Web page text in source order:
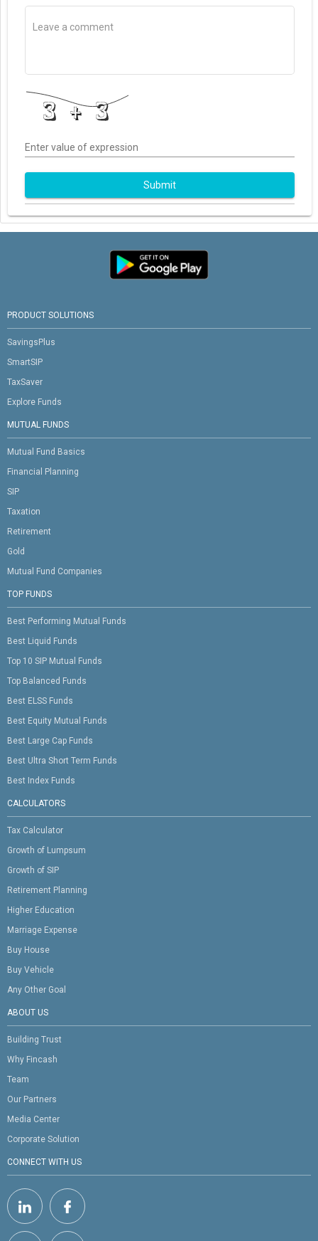
Enter value of expression
Submit
PRODUCT SOLUTIONS
SavingsPlus
SmartSIP
TaxSaver
Explore Funds
MUTUAL FUNDS
Mutual Fund Basics
Financial Planning
SIP
Taxation
Retirement
Gold
Mutual Fund Companies
TOP FUNDS
Best Performing Mutual Funds
Best Liquid Funds
Top 10 SIP Mutual Funds
Top Balanced Funds
Best ELSS Funds
Best Equity Mutual Funds
Best Large Cap Funds
Best Ultra Short Term Funds
Best Index Funds
CALCULATORS
Tax Calculator
Growth of Lumpsum
Growth of SIP
Retirement Planning
Higher Education
Marriage Expense
Buy House
Buy Vehicle
Any Other Goal
ABOUT US
Building Trust
Why Fincash
Team
Our Partners
Media Center
Corporate Solution
CONNECT WITH US